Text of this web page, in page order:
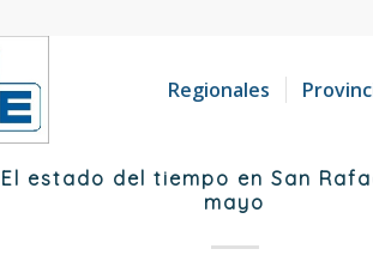
Regionales
El estado del tiempo en San
mayo